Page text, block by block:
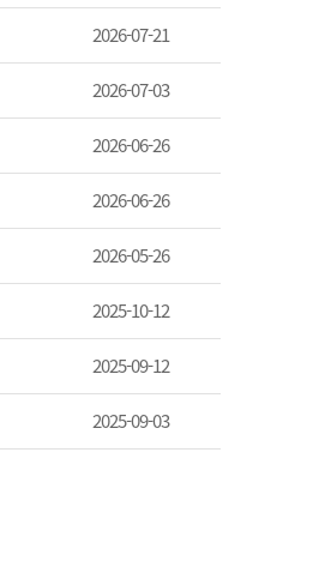
2026-07-21
2026-07-03
2026-06-26
2026-06-26
2026-05-26
2025-10-12
2025-09-12
2025-09-03